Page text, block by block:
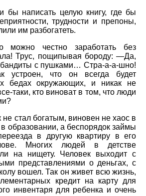
бы написать целую книгу, где бы
трудности и препоны,
им разбогатеть.
честно заработать без
Трус, пощипывая бороду: —Да,
бандиты с пушками… Стра-а-а-шно!
устроен, что он всегда будет
бедах окружающих, и никак не
таки, кто виноват в том, что люди
не стал богатым, виновен не хаос в
образовании, а беспорядок займы
в другую квартиру в его
Многих людей в детстве
на нищету. Человек выходит с
представлениями о деньгах, с
вошел. Так он живет всю жизнь,
кредит на карту для
инвентаря для ребенка и очень